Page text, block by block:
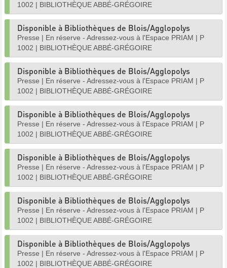
1002 | BIBLIOTHÈQUE ABBÉ-GRÉGOIRE
Disponible à Bibliothèques de Blois/Agglopolys
Presse | En réserve - Adressez-vous à l'Espace PRIAM | P
1002 | BIBLIOTHÈQUE ABBÉ-GRÉGOIRE
Disponible à Bibliothèques de Blois/Agglopolys
Presse | En réserve - Adressez-vous à l'Espace PRIAM | P
1002 | BIBLIOTHÈQUE ABBÉ-GRÉGOIRE
Disponible à Bibliothèques de Blois/Agglopolys
Presse | En réserve - Adressez-vous à l'Espace PRIAM | P
1002 | BIBLIOTHÈQUE ABBÉ-GRÉGOIRE
Disponible à Bibliothèques de Blois/Agglopolys
Presse | En réserve - Adressez-vous à l'Espace PRIAM | P
1002 | BIBLIOTHÈQUE ABBÉ-GRÉGOIRE
Disponible à Bibliothèques de Blois/Agglopolys
Presse | En réserve - Adressez-vous à l'Espace PRIAM | P
1002 | BIBLIOTHÈQUE ABBÉ-GRÉGOIRE
Disponible à Bibliothèques de Blois/Agglopolys
Presse | En réserve - Adressez-vous à l'Espace PRIAM | P
1002 | BIBLIOTHÈQUE ABBÉ-GRÉGOIRE